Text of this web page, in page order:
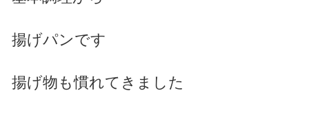
揚げパンです
揚げ物も慣れてきました